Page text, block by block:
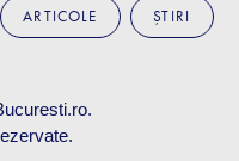
ARTICOLE ȘTIRI
.